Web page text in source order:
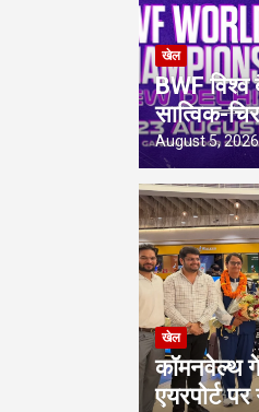
खेल
BWF
सात्विक-
August 5, 2026
खेल
कॉमनवेल्थ
एयरपोर्ट